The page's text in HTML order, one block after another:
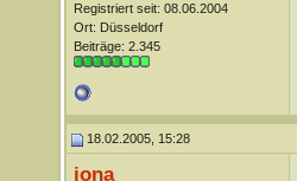
Registriert seit: 08.06.2004
Ort: Düsseldorf
Beiträge: 2.345
18.02.2005, 15:28
jona